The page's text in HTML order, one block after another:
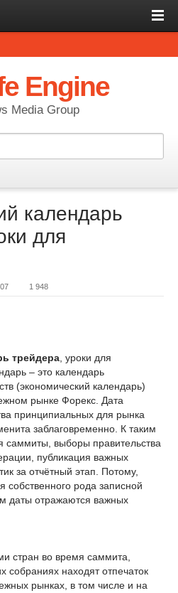
Engine
Media Group
календарь
для
1 948
трейдера , уроки для
– это календарь
(экономический календарь)
рынке Форекс. Дата
принципиальных для рынка
заблаговременно. К таким
саммиты, выборы правительства
публикация важных
за отчётный этап. Потому,
собственного рода записной
даты отражаются важных
стран во время саммита,
собраниях находят отпечаток
рынках, в том числе и на